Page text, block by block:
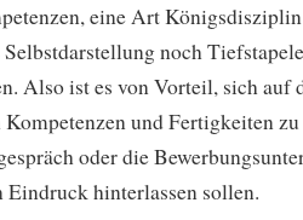
eine Art
noch
Also ist es von Vorteil, sich auf
Kompetenzen und Fertigkeiten
oder die
Eindruck hinterlassen sollen.